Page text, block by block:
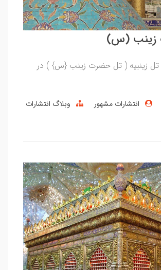
زینب (س)
تل زینبیه ( تل حضرت زینب {س} ) در
انتشارات مشهور
وبلاگ انتشارات